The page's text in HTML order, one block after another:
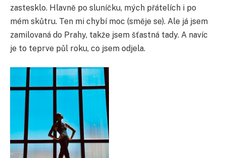
zastesklo. Hlavně po sluníčku, mých přátelích i po
mém skůtru. Ten mi chybí moc (směje se). Ale já jsem
zamilovaná do Prahy, takže jsem šťastná tady. A navíc
je to teprve půl roku, co jsem odjela.